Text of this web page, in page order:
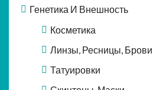
Генетика И Внешность
Косметика
Линзы, Ресницы, Брови
Татуировки